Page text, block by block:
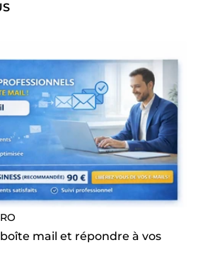
mail et répondre à vos